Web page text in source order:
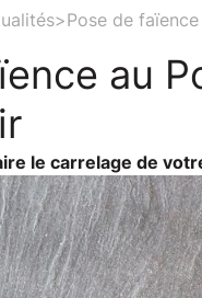
>Pose de
au
le carrelage de